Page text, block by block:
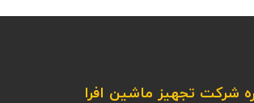
شرکت تجهیز ماشین افرا